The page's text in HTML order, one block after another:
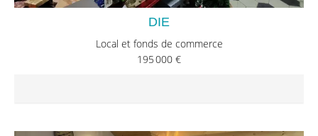
DIE
Local et fonds de commerce
195 000 €